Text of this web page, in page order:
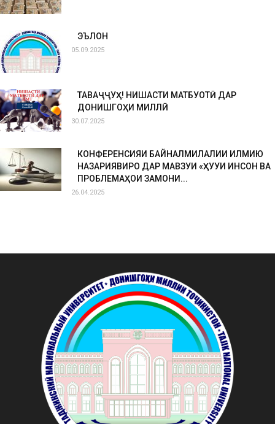
ЭЪЛОН
05.09.2025
ТАВАҶҶУҲ! НИШАСТИ МАТБУОТӢ ДАР
ДОНИШГОҲИ МИЛЛӢ
30.07.2025
КОНФЕРЕНСИЯИ БАЙНАЛМИЛАЛИИ ИЛМИЮ
НАЗАРИЯВИРО ДАР МАВЗУИ «ҲУҚУҚИ ИНСОН ВА
ПРОБЛЕМАҲОИ ЗАМОНИ...
26.04.2025